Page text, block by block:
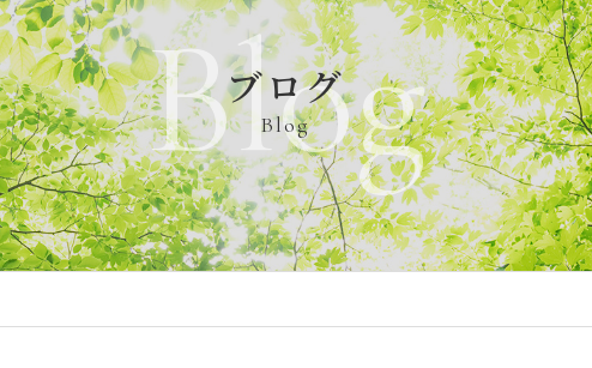
ブログ
Blog
Blog